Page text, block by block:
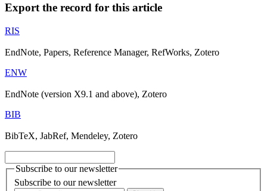
Export the record for this article
RIS
EndNote, Papers, Reference Manager, RefWorks, Zotero
ENW
EndNote (version X9.1 and above), Zotero
BIB
BibTeX, JabRef, Mendeley, Zotero
Subscribe to our newsletter
Subscribe to our newsletter